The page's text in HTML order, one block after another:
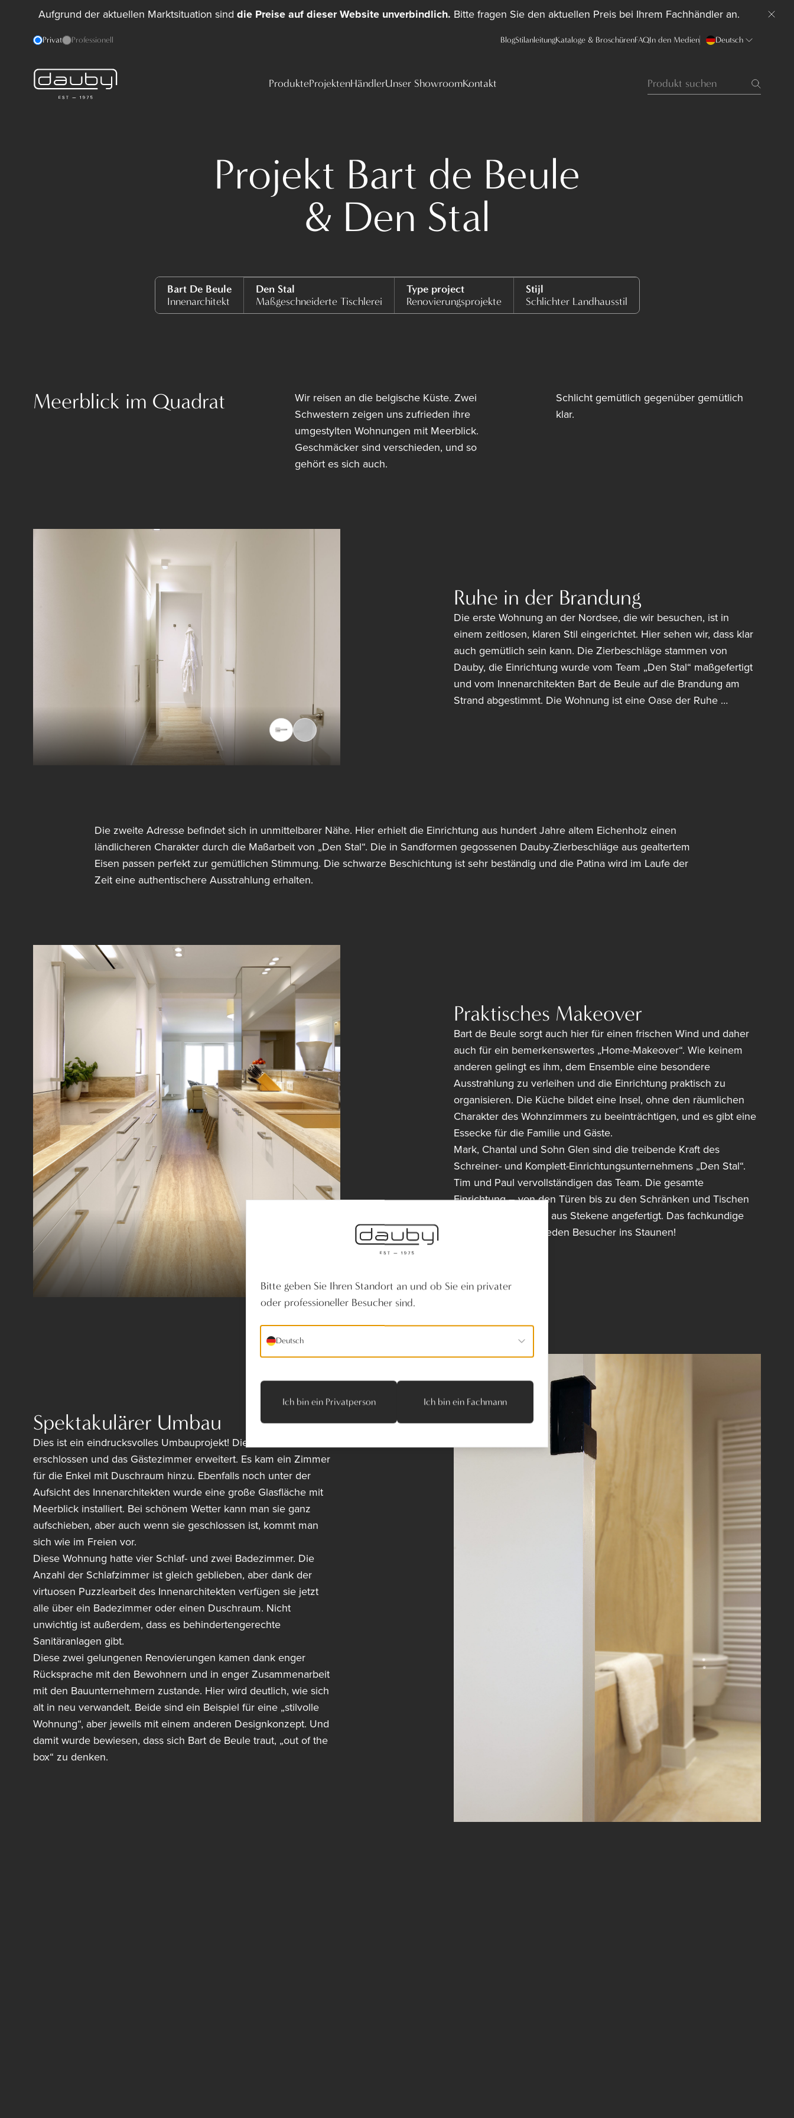
Aufgrund der aktuellen Marktsituation sind die Preise auf dieser Website unverbindlich. Bitte fragen Sie den aktuellen Preis bei Ihrem Fachhändler an.
Privat Professionell BlogStilanleitungKataloge & BroschürenFAQIn den Medien Deutsch
ProdukteProjektenHändlerUnser ShowroomKontakt
Projekt Bart de Beule
& Den Stal
Bart De Beule
Innenarchitekt
Den Stal
Maßgeschneiderte Tischlerei
Type project
Renovierungsprojekte
Stijl
Schlichter Landhausstil
Meerblick im Quadrat
Wir reisen an die belgische Küste. Zwei
Schwestern zeigen uns zufrieden ihre
umgestylten Wohnungen mit Meerblick.
Geschmäcker sind verschieden, und so
gehört es sich auch.
Schlicht gemütlich gegenüber gemütlich
klar.
Ruhe in der Brandung
Die erste Wohnung an der Nordsee, die wir besuchen, ist in
einem zeitlosen, klaren Stil eingerichtet. Hier sehen wir, dass klar
auch gemütlich sein kann. Die Zierbeschläge stammen von
Dauby, die Einrichtung wurde vom Team „Den Stal“ maßgefertigt
und vom Innenarchitekten Bart de Beule auf die Brandung am
Strand abgestimmt. Die Wohnung ist eine Oase der Ruhe …
Die zweite Adresse befindet sich in unmittelbarer Nähe. Hier erhielt die Einrichtung aus hundert Jahre altem Eichenholz einen
ländlicheren Charakter durch die Maßarbeit von „Den Stal“. Die in Sandformen gegossenen Dauby-Zierbeschläge aus gealtertem
Eisen passen perfekt zur gemütlichen Stimmung. Die schwarze Beschichtung ist sehr beständig und die Patina wird im Laufe der
Zeit eine authentischere Ausstrahlung erhalten.
Praktisches Makeover
Bart de Beule sorgt auch hier für einen frischen Wind und daher
auch für ein bemerkenswertes „Home-Makeover“. Wie keinem
anderen gelingt es ihm, dem Ensemble eine besondere
Ausstrahlung zu verleihen und die Einrichtung praktisch zu
organisieren. Die Küche bildet eine Insel, ohne den räumlichen
Charakter des Wohnzimmers zu beeinträchtigen, und es gibt eine
Essecke für die Familie und Gäste.
Mark, Chantal und Sohn Glen sind die treibende Kraft des
Schreiner- und Komplett-Einrichtungsunternehmens „Den Stal“.
Tim und Paul vervollständigen das Team. Die gesamte
Einrichtung – von den Türen bis zu den Schränken und Tischen
– wurde vom Atelier aus Stekene angefertigt. Das fachkundige
Handwerk versetzt jeden Besucher ins Staunen!
Spektakulärer Umbau
Dies ist ein eindrucksvolles Umbauprojekt! Die Küche wurde
erschlossen und das Gästezimmer erweitert. Es kam ein Zimmer
für die Enkel mit Duschraum hinzu. Ebenfalls noch unter der
Aufsicht des Innenarchitekten wurde eine große Glasfläche mit
Meerblick installiert. Bei schönem Wetter kann man sie ganz
aufschieben, aber auch wenn sie geschlossen ist, kommt man
sich wie im Freien vor.
Diese Wohnung hatte vier Schlaf- und zwei Badezimmer. Die
Anzahl der Schlafzimmer ist gleich geblieben, aber dank der
virtuosen Puzzlearbeit des Innenarchitekten verfügen sie jetzt
alle über ein Badezimmer oder einen Duschraum. Nicht
unwichtig ist außerdem, dass es behindertengerechte
Sanitäranlagen gibt.
Diese zwei gelungenen Renovierungen kamen dank enger
Rücksprache mit den Bewohnern und in enger Zusammenarbeit
mit den Bauunternehmern zustande. Hier wird deutlich, wie sich
alt in neu verwandelt. Beide sind ein Beispiel für eine „stilvolle
Wohnung“, aber jeweils mit einem anderen Designkonzept. Und
damit wurde bewiesen, dass sich Bart de Beule traut, „out of the
box“ zu denken.
Bitte geben Sie Ihren Standort an und ob Sie ein privater
oder professioneller Besucher sind.
Deutsch
Ich bin ein Privatperson Ich bin ein Fachmann